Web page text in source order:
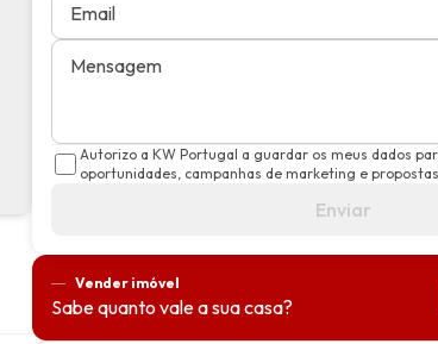
Email
Mensagem
Autorizo a KW Portugal a guardar os meus dados
oportunidades, campanhas de marketing e
Enviar
Vender imóvel
Sabe quanto vale a sua casa?